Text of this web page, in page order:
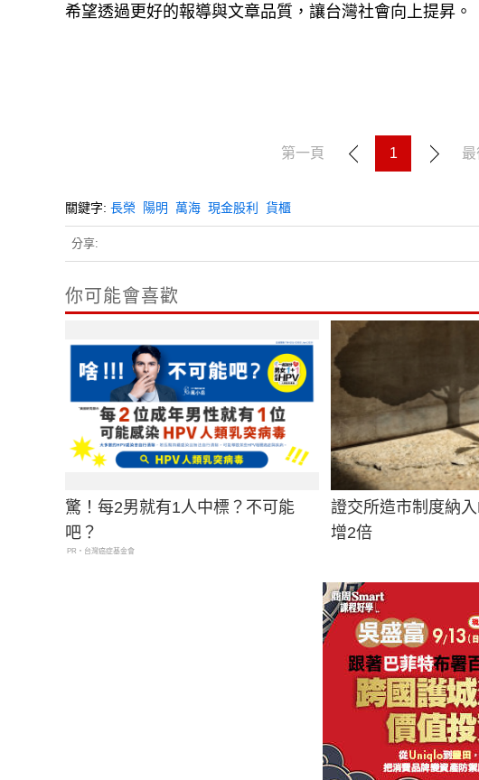
希望透過更好的報導與文章品質，讓台灣社會向上提昇。
第一頁 1 最
關鍵字: 長榮 陽明 萬海 現金股利 貨櫃
分享:
你可能會喜歡
驚！每2男就有1人中標？不可能
吧？
PR・台灣癌症基金會
證交所造市制度納
增2倍